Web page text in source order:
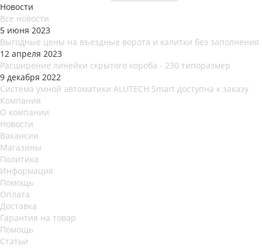
Новости
Все новости
5 июня 2023
Выгодные цены на въездные ворота и калитки без заполнения
12 апреля 2023
Расширение линейки скрытого короба - 230 типоразмер
9 декабря 2022
Система умной автоматики ALUTECH Smart доступна к заказу
Компания
О компании
Новости
Вакансии
Магазины
Политика
Информация
Помощь
Оплата
Доставка
Гарантия на товар
Помощь
Статьи